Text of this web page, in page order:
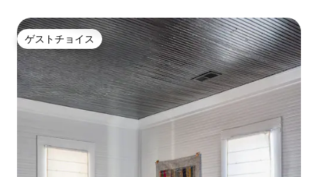
ゲストチョイス
ゲストチョイス